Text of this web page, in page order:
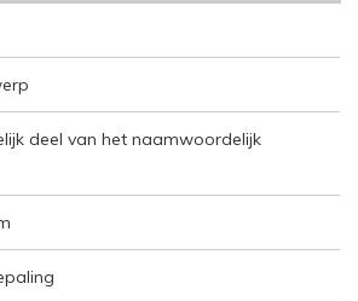
deel van het naamwoordelijk